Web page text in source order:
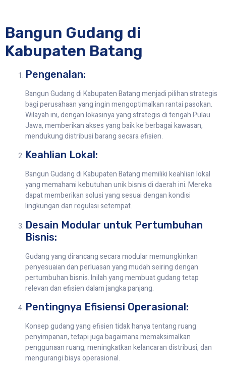
Bangun Gudang di
Kabupaten Batang
Pengenalan:
Bangun Gudang di Kabupaten Batang menjadi pilihan strategis
bagi perusahaan yang ingin mengoptimalkan rantai pasokan.
Wilayah ini, dengan lokasinya yang strategis di tengah Pulau
Jawa, memberikan akses yang baik ke berbagai kawasan,
mendukung distribusi barang secara efisien.
Keahlian Lokal:
Bangun Gudang di Kabupaten Batang memiliki keahlian lokal
yang memahami kebutuhan unik bisnis di daerah ini. Mereka
dapat memberikan solusi yang sesuai dengan kondisi
lingkungan dan regulasi setempat.
Desain Modular untuk Pertumbuhan
Bisnis:
Gudang yang dirancang secara modular memungkinkan
penyesuaian dan perluasan yang mudah seiring dengan
pertumbuhan bisnis. Inilah yang membuat gudang tetap
relevan dan efisien dalam jangka panjang.
Pentingnya Efisiensi Operasional:
Konsep gudang yang efisien tidak hanya tentang ruang
penyimpanan, tetapi juga bagaimana memaksimalkan
penggunaan ruang, meningkatkan kelancaran distribusi, dan
mengurangi biaya operasional.